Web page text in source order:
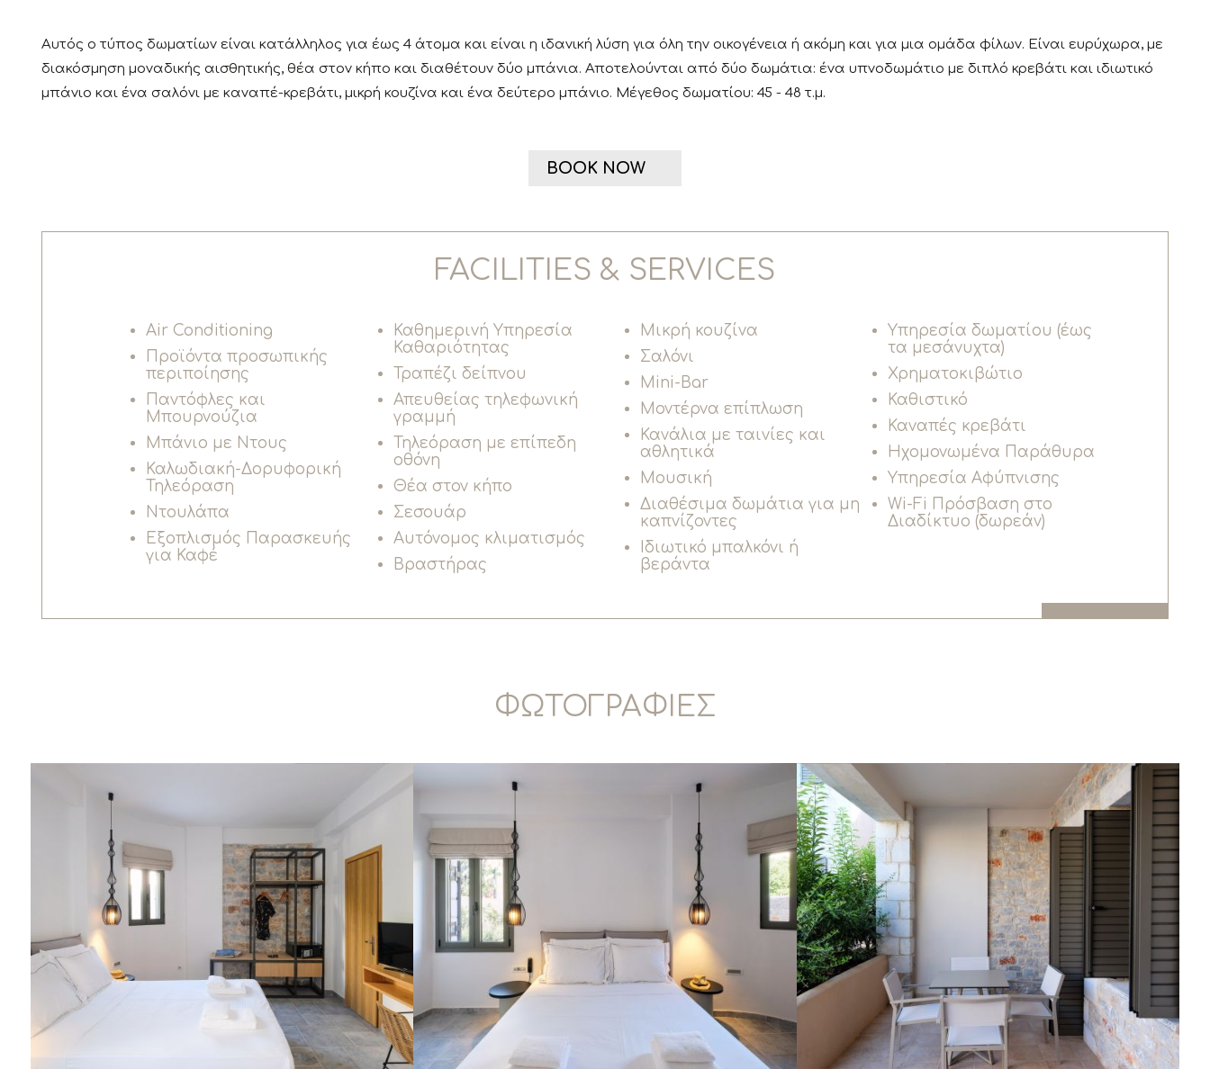
Αυτός ο τύπος δωματίων είναι κατάλληλος για έως 4 άτομα και είναι η ιδανική λύση για όλη την οικογένεια ή ακόμη και για μια ομάδα φίλων. Είναι ευρύχωρα, με
διακόσμηση μοναδικής αισθητικής, θέα στον κήπο και διαθέτουν δύο μπάνια. Αποτελούνται από δύο δωμάτια: ένα υπνοδωμάτιο με διπλό κρεβάτι και ιδιωτικό
μπάνιο και ένα σαλόνι με καναπέ-κρεβάτι, μικρή κουζίνα και ένα δεύτερο μπάνιο. Μέγεθος δωματίου: 45 - 48 τ.μ.
BOOK NOW
FACILITIES & SERVICES
Air Conditioning
Προϊόντα προσωπικής
περιποίησης
Παντόφλες και
Μπουρνούζια
Μπάνιο με Ντους
Καλωδιακή-Δορυφορική
Τηλεόραση
Ντουλάπα
Εξοπλισμός Παρασκευής
για Καφέ
Καθημερινή Υπηρεσία
Καθαριότητας
Τραπέζι δείπνου
Απευθείας τηλεφωνική
γραμμή
Τηλεόραση με επίπεδη
οθόνη
Θέα στον κήπο
Σεσουάρ
Αυτόνομος κλιματισμός
Βραστήρας
Μικρή κουζίνα
Σαλόνι
Mini-Bar
Μοντέρνα επίπλωση
Κανάλια με ταινίες και
αθλητικά
Μουσική
Διαθέσιμα δωμάτια για μη
καπνίζοντες
Ιδιωτικό μπαλκόνι ή
βεράντα
Υπηρεσία δωματίου (έως
τα μεσάνυχτα)
Χρηματοκιβώτιο
Καθιστικό
Καναπές κρεβάτι
Ηχομονωμένα Παράθυρα
Υπηρεσία Αφύπνισης
Wi-Fi Πρόσβαση στο
Διαδίκτυο (δωρεάν)
ΦΩΤΟΓΡΑΦΙΕΣ